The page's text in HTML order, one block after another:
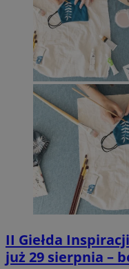
II Giełda
już 29 sierpnia –